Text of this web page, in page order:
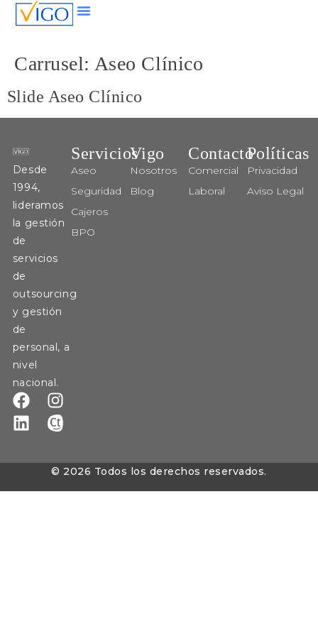
Carrusel: Aseo Clínico
Slide Aseo Clínico
Desde
1994,
lideramos
la gestión
de
servicios
de
outsourcing
y gestión
de
personal, a
nivel
nacional.
Servicios
Aseo
Seguridad
Cajeros
BPO
Vigo
Nosotros
Blog
Contacto
Comercial
Laboral
Políticas
Privacidad
Aviso Legal
© 2026 Todos los derechos reservados.